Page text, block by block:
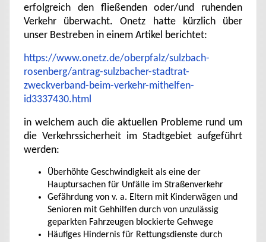
erfolgreich den fließenden oder/und ruhenden
Verkehr überwacht. Onetz hatte kürzlich über
unser Bestreben in einem Artikel berichtet:
https://www.onetz.de/oberpfalz/sulzbach-
rosenberg/antrag-sulzbacher-stadtrat-
zweckverband-beim-verkehr-mithelfen-
id3337430.html
in welchem auch die aktuellen Probleme rund um
die Verkehrssicherheit im Stadtgebiet aufgeführt
werden:
Überhöhte Geschwindigkeit als eine der
Hauptursachen für Unfälle im Straßenverkehr
Gefährdung von v. a. Eltern mit Kinderwägen und
Senioren mit Gehhilfen durch von unzulässig
geparkten Fahrzeugen blockierte Gehwege
Häufiges Hindernis für Rettungsdienste durch